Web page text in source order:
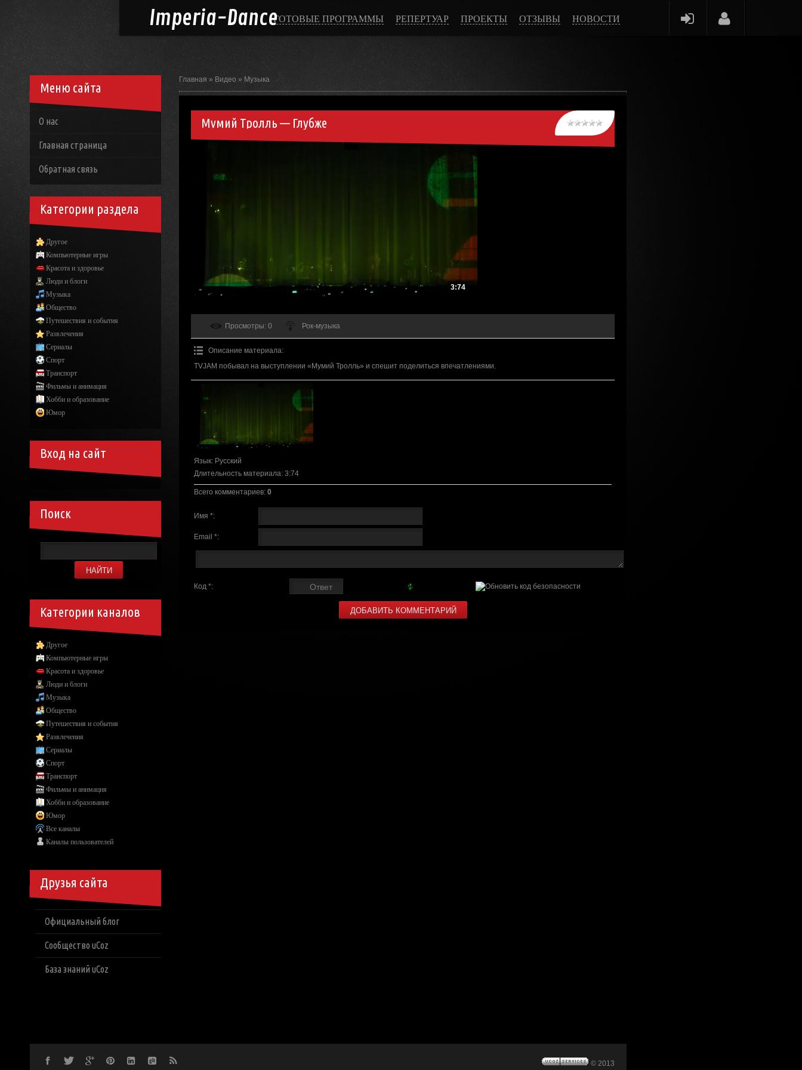
Imperia-DanceГОТОВЫЕ ПРОГРАММЫ РЕПЕРТУАР ПРОЕКТЫ ОТЗЫВЫ НОВОСТИ
Главная » Видео » Музыка
Мумий Тролль — Глубже
3:74
Просмотры: 0 Рок-музыка
Описание материала:
TVJAM побывал на выступлении «Мумий Тролль» и спешит поделиться впечатлениями.
Язык: Русский
Длительность материала: 3:74
Всего комментариев: 0
Имя *:
Email *:
Код *:
Меню сайта
О нас
Главная страница
Обратная связь
Категории раздела
Другое
Компьютерные игры
Красота и здоровье
Люди и блоги
Музыка
Общество
Путешествия и события
Развлечения
Сериалы
Спорт
Транспорт
Фильмы и анимация
Хобби и образование
Юмор
Вход на сайт
Поиск
Категории каналов
Другое
Компьютерные игры
Красота и здоровье
Люди и блоги
Музыка
Общество
Путешествия и события
Развлечения
Сериалы
Спорт
Транспорт
Фильмы и анимация
Хобби и образование
Юмор
Все каналы
Каналы пользователей
Друзья сайта
Официальный блог
Сообщество uCoz
База знаний uCoz
© 2013